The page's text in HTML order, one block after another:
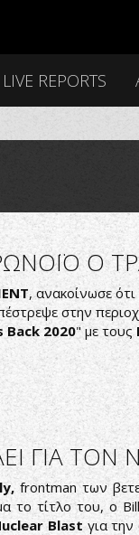
LIVE REPORTS
Ο
, ανακοίνωσε
στην
Back 2020" με τους
ΓΙΑ
frontman των
το τίτλο του, ο
Blastγια